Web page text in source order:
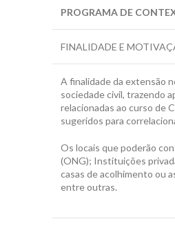
PROGRAMA DE
FINALIDADE E
A finalidade da extensão
sociedade civil, trazendo
relacionadas ao curso de
sugeridos para
Os locais que poderão
(ONG); Instituições
casas de acolhimento ou
entre outras.